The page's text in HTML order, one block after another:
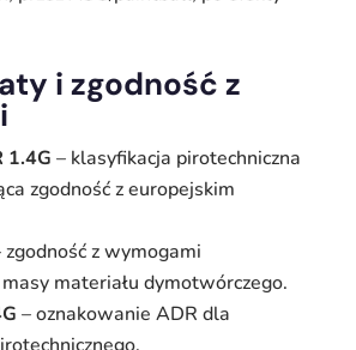
i zgodność z
1.4G – klasyfikacja pirotechniczna
zgodność z europejskim
zgodność z wymogami
materiału dymotwórczego.
– oznakowanie ADR dla